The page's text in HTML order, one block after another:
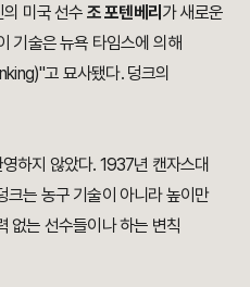
미국 선수 조 포텐베리 가 새로운
기술은 뉴욕 타임스에 의해
고 묘사됐다. 덩크의
하지 않았다. 1937년 캔자스대
크는 농구 기술이 아니라 높이만
없는 선수들이나 하는 변칙